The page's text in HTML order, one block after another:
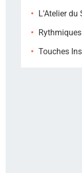
L'Atelier du
Touches